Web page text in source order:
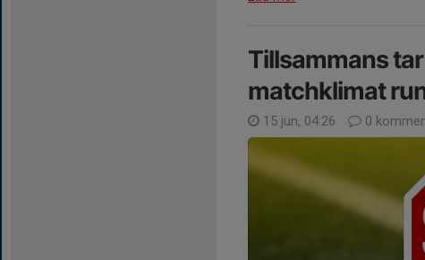
Tillsammans
matchklimat
15 jun, 04:26 0